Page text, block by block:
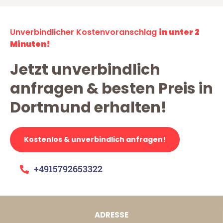
Unverbindlicher Kostenvoranschlag in unter 2
Minuten!
Jetzt unverbindlich
anfragen & besten Preis in
Dortmund erhalten!
Kostenlos & unverbindlich anfragen!
+4915792653322
ADRESSE